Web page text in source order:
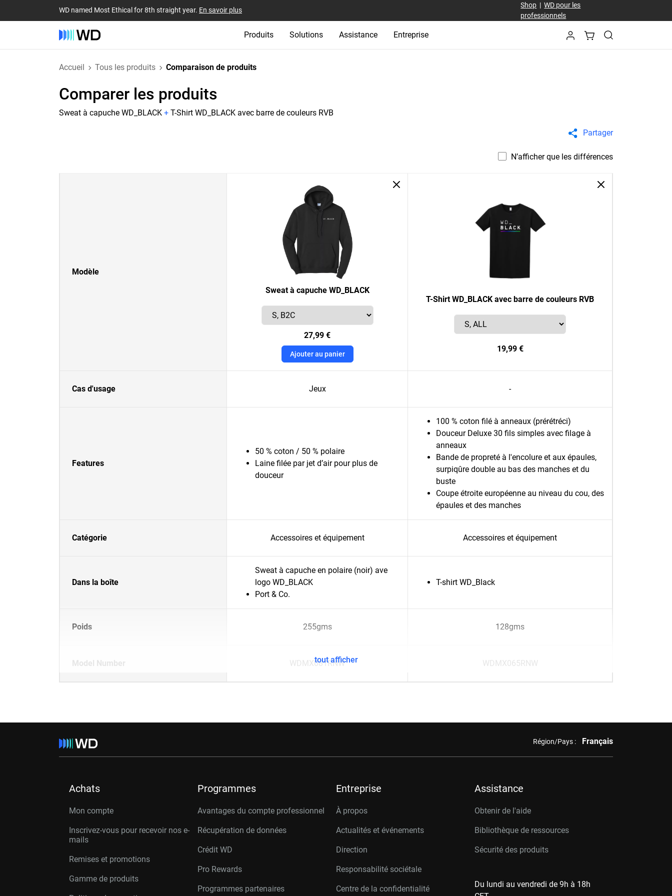
WD named Most Ethical for 8th straight year. En savoir plus
Shop |WD pour les
professionnels
Produits Solutions Assistance Entreprise
Accueil Tous les produits Comparaison de produits
Comparer les produits
Sweat à capuche WD_BLACK + T-Shirt WD_BLACK avec barre de couleurs RVB
Partager
N’afficher que les différences
Modèle
Sweat à capuche WD_BLACK
27,99 €
Ajouter au panier
T-Shirt WD_BLACK avec barre de couleurs RVB
19,99 €
Cas d'usage Jeux -
Features
50 % coton / 50 % polaire
Laine filée par jet d’air pour plus de
douceur
100 % coton filé à anneaux (prérétréci)
Douceur Deluxe 30 fils simples avec filage à
anneaux
Bande de propreté à l'encolure et aux épaules,
surpiqûre double au bas des manches et du
buste
Coupe étroite européenne au niveau du cou, des
épaules et des manches
Catégorie Accessoires et équipement Accessoires et équipement
Dans la boîte
Sweat à capuche en polaire (noir) ave
logo WD_BLACK
Port & Co.
T-shirt WD_Black
Poids 255gms 128gms
Model Number WDMX081RNW WDMX065RNW
tout afficher
Région/Pays : Français
Achats
Mon compte
Inscrivez-vous pour recevoir nos e-
mails
Remises et promotions
Gamme de produits
Programmes
Avantages du compte professionnel
Récupération de données
Crédit WD
Pro Rewards
Programmes partenaires
Entreprise
À propos
Actualités et événements
Direction
Responsabilité sociétale
Centre de la confidentialité
Assistance
Obtenir de l'aide
Bibliothèque de ressources
Sécurité des produits
Du lundi au vendredi de 9h à 18h